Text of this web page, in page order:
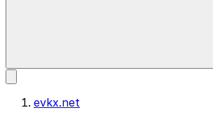
evkx.net